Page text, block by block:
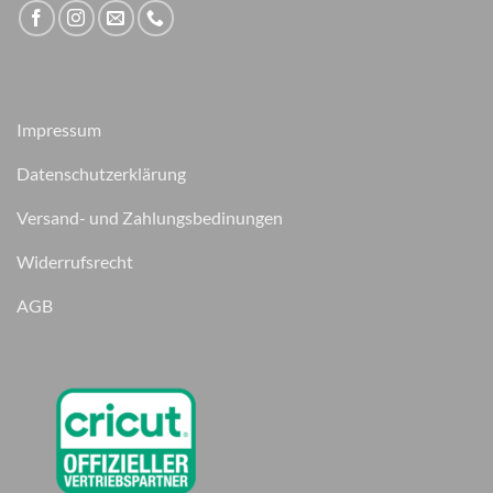
Impressum
Datenschutzerklärung
Versand- und Zahlungsbedinungen
Widerrufsrecht
AGB